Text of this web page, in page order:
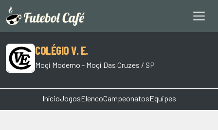
COLÉGIO V. E.
Mogi Moderno - Mogi Das Cruzes / SP
InícioJogosElencoCampeonatosEquipes